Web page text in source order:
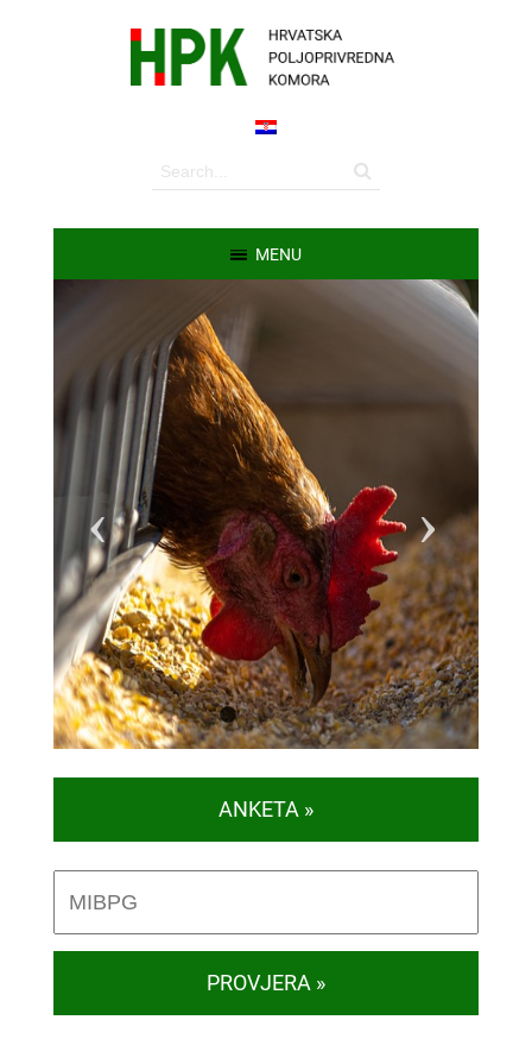
MENU
Previous
1 2 3 4 5
ANKETA »
PROVJERA »